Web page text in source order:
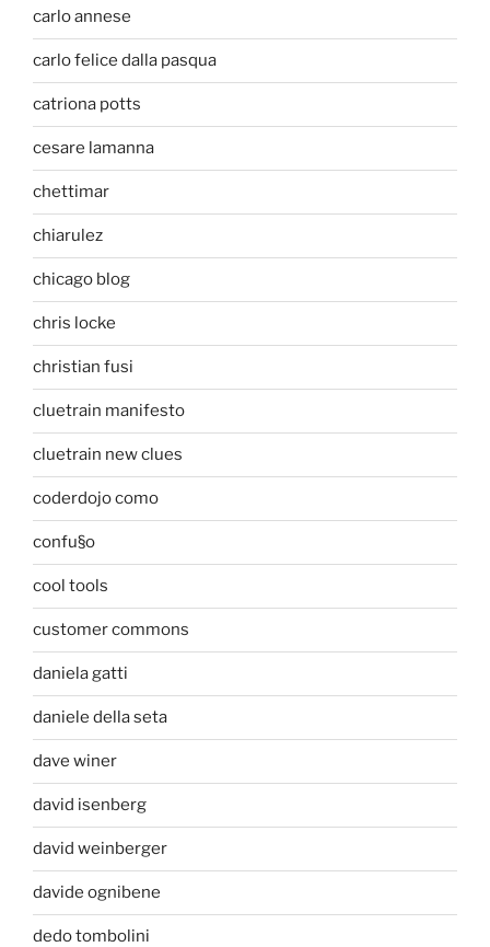
carlo annese
carlo felice dalla pasqua
catriona potts
cesare lamanna
chettimar
chiarulez
chicago blog
chris locke
christian fusi
cluetrain manifesto
cluetrain new clues
coderdojo como
confu§o
cool tools
customer commons
daniela gatti
daniele della seta
dave winer
david isenberg
david weinberger
davide ognibene
dedo tombolini